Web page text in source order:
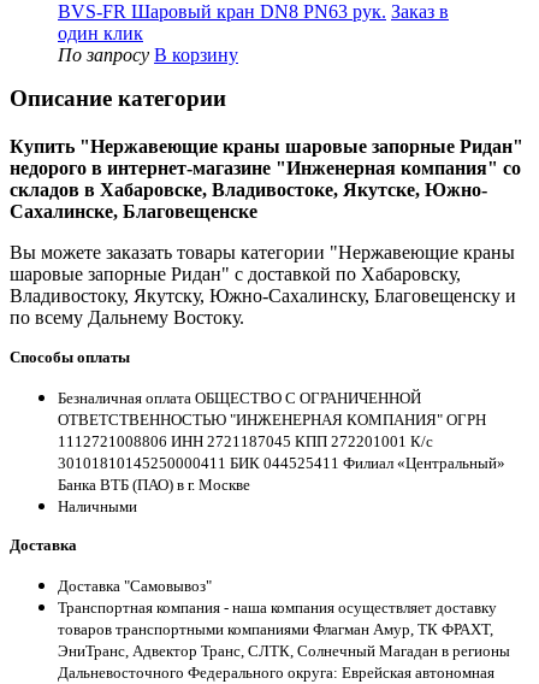
BVS-FR Шаровый кран DN8 PN63 рук. Заказ в
один клик
По запросу В корзину
Описание категории
Купить "Нержавеющие краны шаровые запорные Ридан"
недорого в интернет-магазине "Инженерная компания" со
складов в Хабаровске, Владивостоке, Якутске, Южно-
Сахалинске, Благовещенске
Вы можете заказать товары категории "Нержавеющие краны
шаровые запорные Ридан" с доставкой по Хабаровску,
Владивостоку, Якутску, Южно-Сахалинску, Благовещенску и
по всему Дальнему Востоку.
Способы оплаты
Безналичная оплата ОБЩЕСТВО С ОГРАНИЧЕННОЙ
ОТВЕТСТВЕННОСТЬЮ "ИНЖЕНЕРНАЯ КОМПАНИЯ" ОГРН
1112721008806 ИНН 2721187045 КПП 272201001 К/с
30101810145250000411 БИК 044525411 Филиал «Центральный»
Банка ВТБ (ПАО) в г. Москве
Наличными
Доставка
Доставка "Самовывоз"
Транспортная компания - наша компания осуществляет доставку
товаров транспортными компаниями Флагман Амур, ТК ФРАХТ,
ЭниТранс, Адвектор Транс, СЛТК, Солнечный Магадан в регионы
Дальневосточного Федерального округа: Еврейская автономная